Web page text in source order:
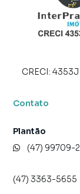
CRECI: 4353J
Contato
Plantão
(47) 99709-
(47) 3363-5655